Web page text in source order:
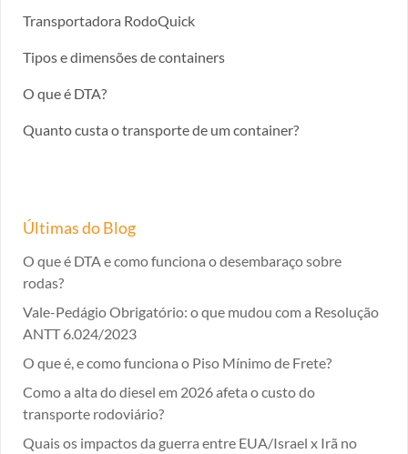
Transportadora RodoQuick
Tipos e dimensões de containers
O que é DTA?
Quanto custa o transporte de um container?
Últimas do Blog
O que é DTA e como funciona o desembaraço sobre
rodas?
Vale-Pedágio Obrigatório: o que mudou com a Resolução
ANTT 6.024/2023
O que é, e como funciona o Piso Mínimo de Frete?
Como a alta do diesel em 2026 afeta o custo do
transporte rodoviário?
Quais os impactos da guerra entre EUA/Israel x Irã no